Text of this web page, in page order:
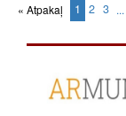
« Atpakaļ 1 (current)
2 3 ...